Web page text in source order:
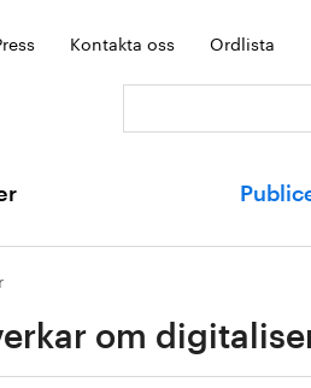
Kontakta oss Ordlista
om